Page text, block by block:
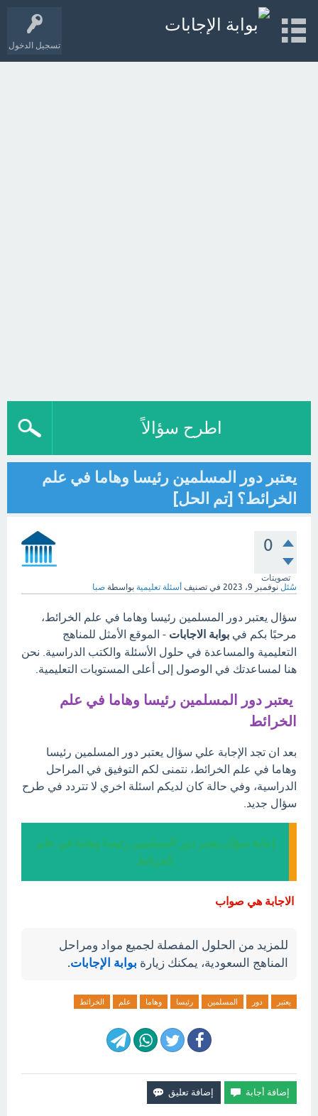
تسجيل الدخول
اطرح سؤالاً
يعتبر دور المسلمين رئيسا وهاما في علم
الخرائط؟ [تم الحل]
0
تصويتات
سُئل نوفمبر 9، 2023 في تصنيف أسئلة تعليمية بواسطة صبا
سؤال يعتبر دور المسلمين رئيسا وهاما في علم الخرائط،
مرحبًا بكم في بوابة الاجابات - الموقع الأمثل للمناهج
التعليمية والمساعدة في حلول الأسئلة والكتب الدراسية. نحن
هنا لمساعدتك في الوصول إلى أعلى المستويات التعليمية.
يعتبر دور المسلمين رئيسا وهاما في علم
الخرائط
بعد ان تجد الإجابة علي سؤال يعتبر دور المسلمين رئيسا
وهاما في علم الخرائط، نتمنى لكم التوفيق في المراحل
الدراسية، وفي حالة كان لديكم اسئلة اخري لا تتردد في طرح
سؤال جديد.
إجابة سؤال يعتبر دور المسلمين رئيسا وهاما في علم
الخرائط
الاجابة هي صواب
للمزيد من الحلول المفصلة لجميع مواد ومراحل
المناهج السعودية، يمكنك زيارة بوابة الإجابات.
يعتبر دور المسلمين رئيسا وهاما علم الخرائط